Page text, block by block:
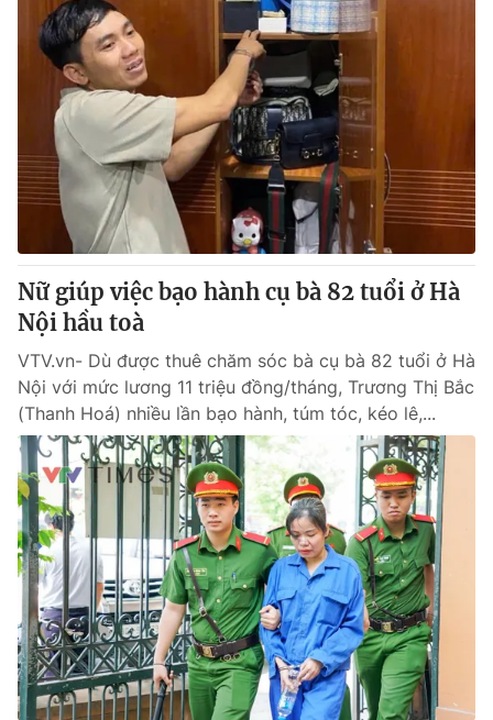
Giải sao mai
Làm đẹp
Chất lượng cuộc sống
Tuyển sinh
Học trực tuyến
Công nghệ
Hitech Công nghệ tương lai
Sản phẩm
Thị trường
Tư vấn
Giao lưu trực tuyến
Lịch phát sóng
Chuyên mục khác
Emagazine Podcast
Photo Infographic
Video Shorts video
VTV Money VTV Thể thao
VTV Sức khoẻ Bất động sản
Thị trường 24h Tấm lòng Việt
VTV4 Vươn mình bằng AI
Nữ giúp việc bạo hành cụ bà 82 tuổi ở Hà
Nội hầu toà
VTV.vn- Dù được thuê chăm sóc bà cụ bà 82 tuổi ở Hà
Nội với mức lương 11 triệu đồng/tháng, Trương Thị Bắc
(Thanh Hoá) nhiều lần bạo hành, túm tóc, kéo lê,...